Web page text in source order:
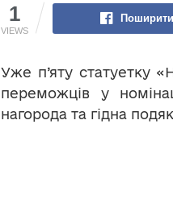
1
VIEWS
Уже п’яту статуетку
переможців у
нагорода та гідна